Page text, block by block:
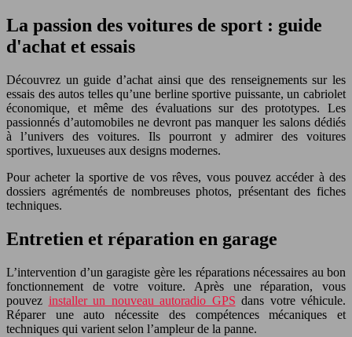
La passion des voitures de sport : guide
d'achat et essais
Découvrez un guide d’achat ainsi que des renseignements sur les
essais des autos telles qu’une berline sportive puissante, un cabriolet
économique, et même des évaluations sur des prototypes. Les
passionnés d’automobiles ne devront pas manquer les salons dédiés
à l’univers des voitures. Ils pourront y admirer des voitures
sportives, luxueuses aux designs modernes.
Pour acheter la sportive de vos rêves, vous pouvez accéder à des
dossiers agrémentés de nombreuses photos, présentant des fiches
techniques.
Entretien et réparation en garage
L’intervention d’un garagiste gère les réparations nécessaires au bon
fonctionnement de votre voiture. Après une réparation, vous
pouvez installer un nouveau autoradio GPS dans votre véhicule.
Réparer une auto nécessite des compétences mécaniques et
techniques qui varient selon l’ampleur de la panne.